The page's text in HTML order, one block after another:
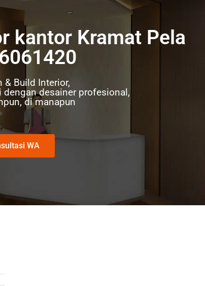
kantor Kramat Pela
& Build Interior,
desainer profesional,
di manapun
WA